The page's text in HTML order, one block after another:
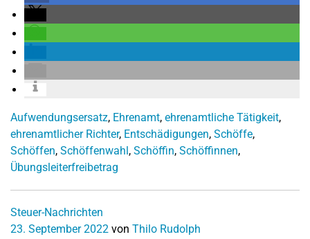
Aufwendungsersatz, Ehrenamt, ehrenamtliche Tätigkeit,
ehrenamtlicher Richter, Entschädigungen, Schöffe,
Schöffen, Schöffenwahl, Schöffin, Schöffinnen,
Übungsleiterfreibetrag
Steuer-Nachrichten
23. September 2022 von Thilo Rudolph